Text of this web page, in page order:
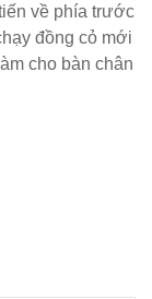
về phía trước
đồng cỏ mới
cho bàn chân